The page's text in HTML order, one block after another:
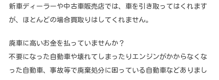
新車ディーラーや中古車販売店では、車を引き取ってはくれます
が、ほとんどの場合買取りはしてくれません。
廃車に高いお金を払っていませんか？
不要になった自動車や壊れてしまったりエンジンがかからなくな
った自動車、事故等で廃棄処分に困っている自動車などありまし